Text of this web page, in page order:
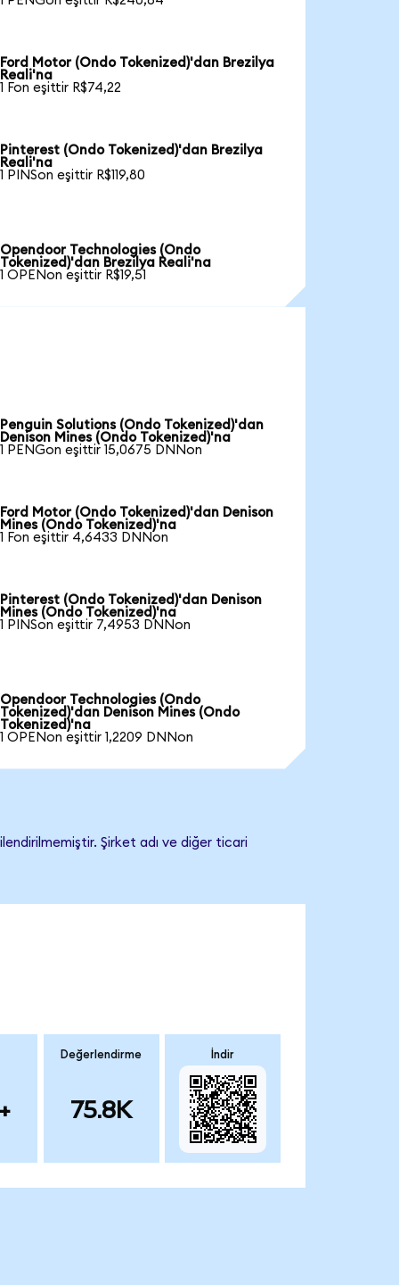
Ford Motor (Ondo Tokenized)'dan Brezilya
Reali'na
1 Fon eşittir R$74,22
Pinterest (Ondo Tokenized)'dan Brezilya
Reali'na
1 PINSon eşittir R$119,80
Opendoor Technologies (Ondo
Tokenized)'dan Brezilya Reali'na
1 OPENon eşittir R$19,51
Penguin Solutions (Ondo Tokenized)'dan
Denison Mines (Ondo Tokenized)'na
1 PENGon eşittir 15,0675 DNNon
Ford Motor (Ondo Tokenized)'dan Denison
Mines (Ondo Tokenized)'na
1 Fon eşittir 4,6433 DNNon
Pinterest (Ondo Tokenized)'dan Denison
Mines (Ondo Tokenized)'na
1 PINSon eşittir 7,4953 DNNon
Opendoor Technologies (Ondo
Tokenized)'dan Denison Mines (Ondo
Tokenized)'na
1 OPENon eşittir 1,2209 DNNon
Şirket adı ve diğer ticari
Değerlendirme
75.8K
İndir